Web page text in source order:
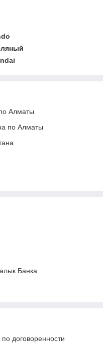
Алматы
по Алматы
Банка
договоренности